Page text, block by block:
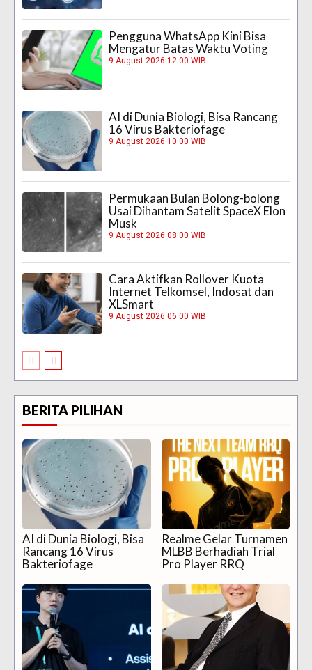
Pengguna WhatsApp Kini Bisa
Mengatur Batas Waktu Voting
9 August 2026 12:00 WIB
AI di Dunia Biologi, Bisa Rancang
16 Virus Bakteriofage
9 August 2026 10:00 WIB
Permukaan Bulan Bolong-bolong
Usai Dihantam Satelit SpaceX Elon
Musk
9 August 2026 08:00 WIB
Cara Aktifkan Rollover Kuota
Internet Telkomsel, Indosat dan
XLSmart
9 August 2026 06:00 WIB
BERITA PILIHAN
AI di Dunia Biologi, Bisa
Rancang 16 Virus
Bakteriofage
Realme Gelar Turnamen
MLBB Berhadiah Trial
Pro Player RRQ